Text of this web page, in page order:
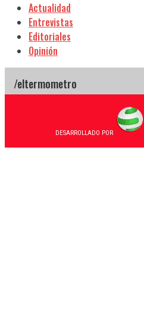
Actualidad
Entrevistas
Editoriales
Opinión
DESARROLLADO POR